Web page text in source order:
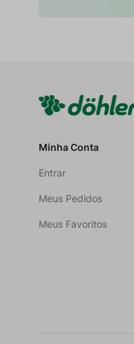
Minha Conta
Entrar
Meus Pedidos
Meus Favoritos